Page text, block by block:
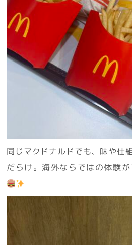
同じマクドナルドでも、味や仕
だらけ。海外ならではの体験